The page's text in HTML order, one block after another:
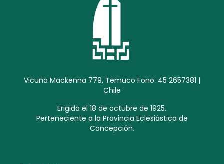
Vicuña Mackenna 779, Temuco Fono: 45 2657381 |
Chile
Erigida el 18 de octubre de 1925.
Perteneciente a la Provincia Eclesiástica de
Concepción.